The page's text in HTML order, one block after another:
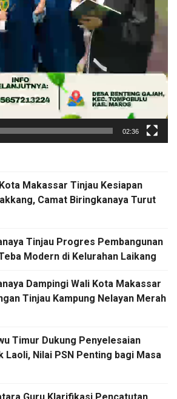
02:36
Makassar Tinjau Kesiapan
Camat Biringkanaya Turut
Tinjau Progres Pembangunan
Modern di Kelurahan Laikang
Dampingi Wali Kota Makassar
Tinjau Kampung Nelayan Merah
Timur Dukung Penyelesaian
Laoli, Nilai PSN Penting bagi Masa